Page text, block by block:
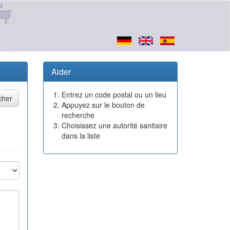
Aider
Entrez un code postal ou un lieu
Appuyez sur le bouton de
recherche
Choisissez une autorité sanitaire
dans la liste